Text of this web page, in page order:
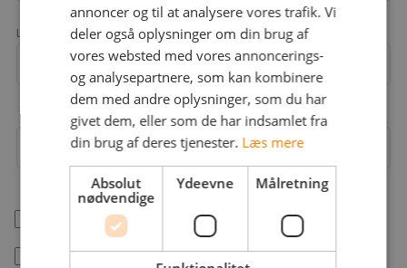
Landekode
Mobil
Arbejdsområder
Jeg er freelancer
Jeg accepterer jobstafet.dk'sbetingelser
annoncer og til at analysere vores trafik. Vi
deler også oplysninger om din brug af
vores websted med vores annoncerings-
og analysepartnere, som kan kombinere
dem med andre oplysninger, som du har
givet dem, eller som de har indsamlet fra
din brug af deres tjenester. Læs mere
Absolut
nødvendige
Ydeevne Målretning